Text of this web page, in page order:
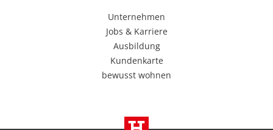
Unternehmen
Jobs & Karriere
Ausbildung
Kundenkarte
bewusst wohnen